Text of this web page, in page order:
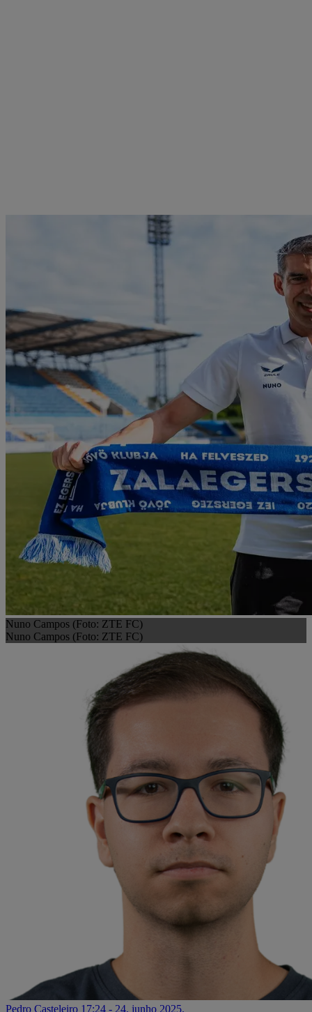
Nuno Campos (Foto: ZTE FC)
Nuno Campos (Foto: ZTE FC)
Pedro Casteleiro 17:24 - 24. junho 2025.